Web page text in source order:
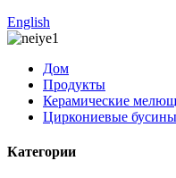
English
Дом
Продукты
Керамические
Циркониевые бусины
Категории